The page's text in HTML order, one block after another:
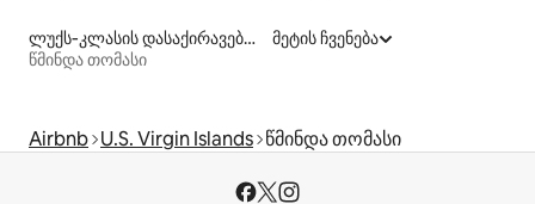
ლუქს‑კლასის დასაქირავებელი საცხოვრებლები
წმინდა თომასი
მეტის ჩვენება
Airbnb U.S. Virgin Islands წმინდა თომასი